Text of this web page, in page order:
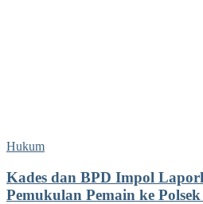
Hukum
Kades dan BPD Impol
Pemukulan Pemain ke